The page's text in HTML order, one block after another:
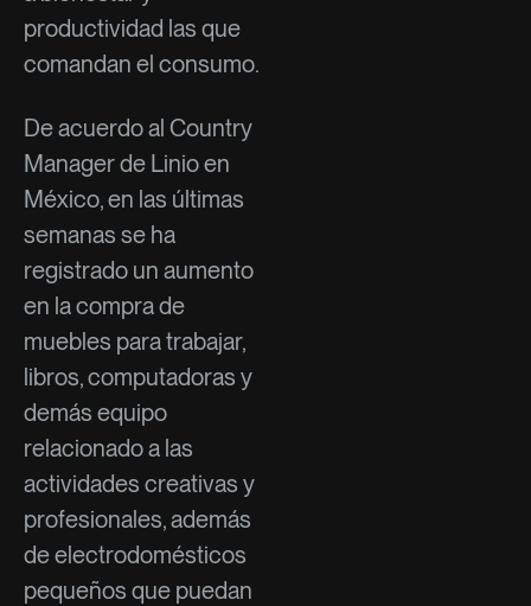
productividad las que
comandan el consumo.
De acuerdo al Country
Manager de Linio en
México, en las últimas
semanas se ha
registrado un aumento
en la compra de
muebles para trabajar,
libros, computadoras y
demás equipo
relacionado a las
actividades creativas y
profesionales, además
de electrodomésticos
pequeños que puedan